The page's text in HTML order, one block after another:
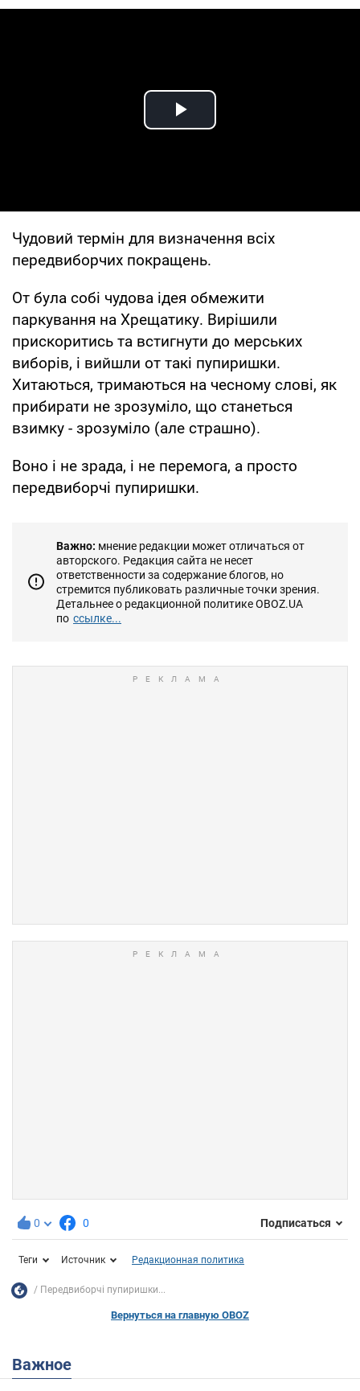
Play Video
Чудовий термін для визначення всіх
передвиборчих покращень.
От була собі чудова ідея обмежити
паркування на Хрещатику. Вирішили
прискоритись та встигнути до мерських
виборів, і вийшли от такі пупиришки.
Хитаються, тримаються на чесному слові, як
прибирати не зрозуміло, що станеться
взимку - зрозуміло (але страшно).
Воно і не зрада, і не перемога, а просто
передвиборчі пупиришки.
Важно: мнение редакции может отличаться от
авторского. Редакция сайта не несет
ответственности за содержание блогов, но
стремится публиковать различные точки зрения.
Детальнее о редакционной политике OBOZ.UA
по ссылке...
0 0 Подписаться
Теги Источник Редакционная политика
Передвиборчі пупиришки...
Вернуться на главную OBOZ
Важное